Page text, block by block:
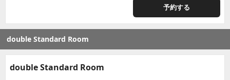
予約する
double Standard Room
double Standard Room